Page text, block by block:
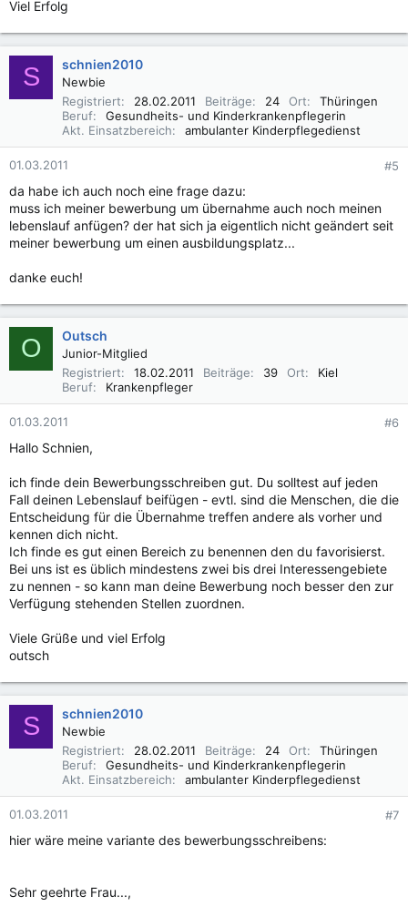
Viel Erfolg
S schnien2010
Newbie
Registriert
28.02.2011 Beiträge 24 Ort
Thüringen
Beruf
Gesundheits- und Kinderkrankenpflegerin
Akt. Einsatzbereich
ambulanter Kinderpflegedienst
01.03.2011 #5
da habe ich auch noch eine frage dazu:
muss ich meiner bewerbung um übernahme auch noch meinen
lebenslauf anfügen? der hat sich ja eigentlich nicht geändert seit
meiner bewerbung um einen ausbildungsplatz...
danke euch!
O Outsch
Junior-Mitglied
Registriert
18.02.2011 Beiträge 39 Ort
Kiel
Beruf
Krankenpfleger
01.03.2011 #6
Hallo Schnien,
ich finde dein Bewerbungsschreiben gut. Du solltest auf jeden
Fall deinen Lebenslauf beifügen - evtl. sind die Menschen, die die
Entscheidung für die Übernahme treffen andere als vorher und
kennen dich nicht.
Ich finde es gut einen Bereich zu benennen den du favorisierst.
Bei uns ist es üblich mindestens zwei bis drei Interessengebiete
zu nennen - so kann man deine Bewerbung noch besser den zur
Verfügung stehenden Stellen zuordnen.
Viele Grüße und viel Erfolg
outsch
S schnien2010
Newbie
Registriert
28.02.2011 Beiträge 24 Ort
Thüringen
Beruf
Gesundheits- und Kinderkrankenpflegerin
Akt. Einsatzbereich
ambulanter Kinderpflegedienst
01.03.2011 #7
hier wäre meine variante des bewerbungsschreibens:
Sehr geehrte Frau...,